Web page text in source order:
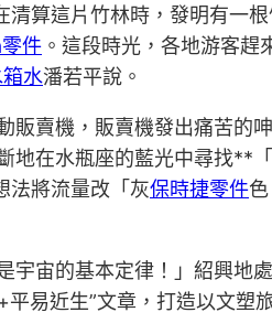
算這片竹林時，發明有一根
件 。這段時光，各地游客趕
箱水潘若平說。
販賣機，販賣機發出痛苦的
在水瓶座的藍光中尋找**
法將流量改「灰保時捷零件
宙的基本定律！」紹興地
易近生”文章，打造以文塑